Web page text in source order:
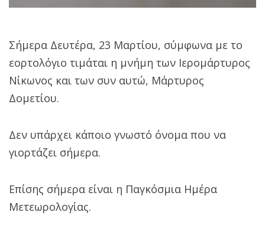
Σήμερα Δευτέρα, 23 Μαρτίου, σύμφωνα με το
εορτολόγιο τιμάται η μνήμη των Ιερομάρτυρος
Νίκωνος και των συν αυτώ, Μάρτυρος
Δομετίου.
Δεν υπάρχει κάποιο γνωστό όνομα που να
γιορτάζει σήμερα.
Επίσης σήμερα είναι η Παγκόσμια Ημέρα
Μετεωρολογίας.